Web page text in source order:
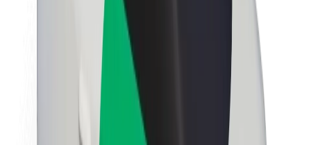
O společnosti Bolt
Udržitelnost podle Boltu
Projekt Zero
Tiskové centrum
Pokyny ke značce